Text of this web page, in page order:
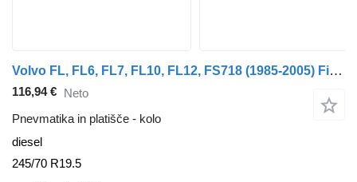
Volvo FL, FL6, FL7, FL10, FL12, FS718 (1985-2005) Firestone FL (01.00-)
116,94 € Neto
Pnevmatika in platišče - kolo
diesel
245/70 R19.5